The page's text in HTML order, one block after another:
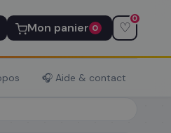
Mon panier 0 ♡
0
🎧 Aide & contact